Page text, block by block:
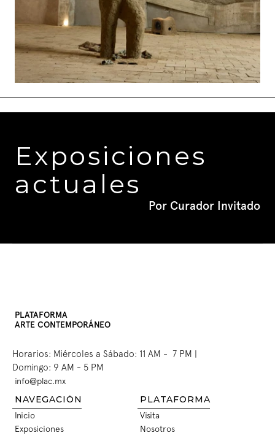
Exposiciones
actuales
Por Curador Invitado
PLATAFORMA
ARTE CONTEMPORÁNEO
Horarios: Miércoles a Sábado: 11 AM -  7 PM |
Domingo: 9 AM - 5 PM
info@plac.mx
INFO@PLAC.MX
NAVEGACIÓN
Inicio
INICIO
Exposiciones
PLATAFORMA
Visita
VISITA
Nosotros